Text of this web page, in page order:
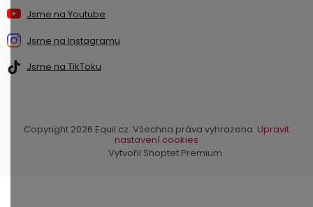
Jsme na Youtube
Jsme na Instagramu
Jsme na TikToku
Vytvořil Shoptet Premium
Copyright 2026 Equil.cz. Všechna práva vyhrazena. Upravit
nastavení cookies